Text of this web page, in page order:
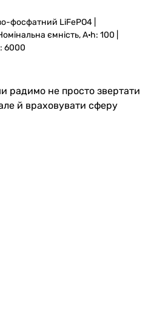
фосфатний LiFePO4 |
ємність, A·h: 100 |
6000
радимо не просто звертати
але й враховувати сферу